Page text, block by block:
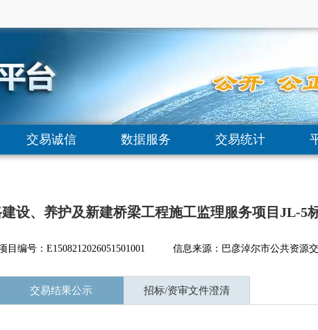
交易诚信 数据服务 交易统计
设、养护及新建桥梁工程施工监理服务项目JL-5
目编号：E1508212026051501001 信息来源： 巴彦淖尔市公共资源
交易结果公示 招标/资审文件澄清